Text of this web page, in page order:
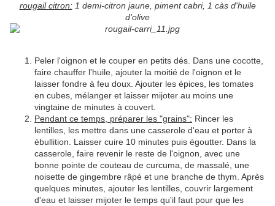
rougail citron:1 demi-citron jaune, piment cabri, 1 càs d'huile
d'olive
Peler l'oignon et le couper en petits dés. Dans une cocotte,
faire chauffer l'huile, ajouter la moitié de l'oignon et le
laisser fondre à feu doux. Ajouter les épices, les tomates
en cubes, mélanger et laisser mijoter au moins une
vingtaine de minutes à couvert.
Pendant ce temps, préparer les "grains": Rincer les
lentilles, les mettre dans une casserole d'eau et porter à
ébullition. Laisser cuire 10 minutes puis égoutter. Dans la
casserole, faire revenir le reste de l'oignon, avec une
bonne pointe de couteau de curcuma, de massalé, une
noisette de gingembre râpé et une branche de thym. Après
quelques minutes, ajouter les lentilles, couvrir largement
d'eau et laisser mijoter le temps qu'il faut pour que les